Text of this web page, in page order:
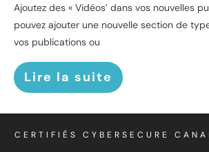
Ajoutez des « Vidéos’ dans vos nouvelles
pouvez ajouter une nouvelle section de
vos publications ou
Lire la suite
CERTIFIÉS CYBERSECURE